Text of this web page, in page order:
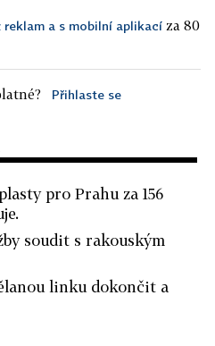
reklam a s mobilní aplikací za 80
Přihlaste se
pro Prahu za 156
soudit s rakouským
linku dokončit a